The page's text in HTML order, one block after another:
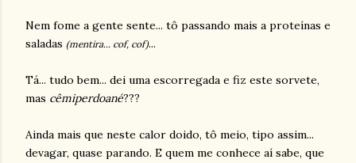
Nem fome a gente sente... tô passando mais a proteínas e
saladas (mentira... cof, cof)...
Tá... tudo bem... dei uma escorregada e fiz este sorvete,
mas cêmiperdoané???
Ainda mais que neste calor doido, tô meio, tipo assim...
devagar, quase parando. E quem me conhece aí sabe, que